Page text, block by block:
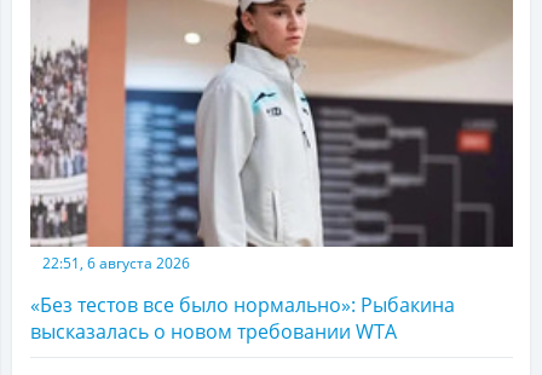
22:51, 6 августа 2026
«Без тестов все было нормально»: Рыбакина
высказалась о новом требовании WTA